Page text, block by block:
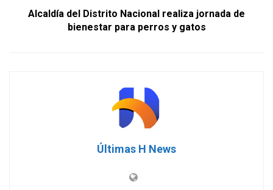
Alcaldía del Distrito Nacional realiza jornada de
bienestar para perros y gatos
Últimas H News